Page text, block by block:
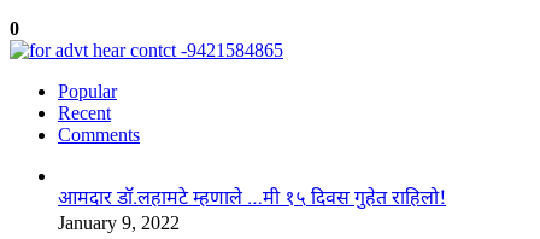
0
Popular
Recent
Comments
आमदार डॉ.लहामटे म्हणाले …मी १५ दिवस गुहेत राहिलो!
January 9, 2022